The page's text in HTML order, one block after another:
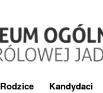
Rodzice Kandydaci